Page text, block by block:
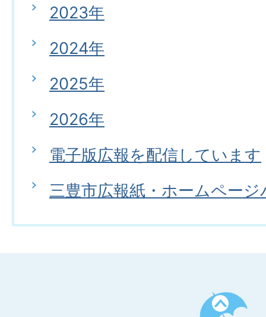
2023年
2024年
2025年
2026年
電子版広報を配信しています
三豊市広報紙・ホームペー
ペ